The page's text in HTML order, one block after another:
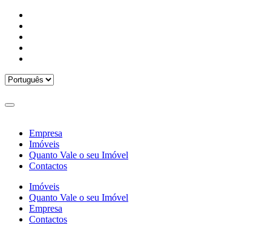
Empresa
Imóveis
Quanto Vale o seu Imóvel
Contactos
Imóveis
Quanto Vale o seu Imóvel
Empresa
Contactos